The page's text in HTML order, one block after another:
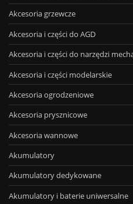
Akcesoria grzewcze
Akcesoria i części do AGD
Akcesoria i części do narzędzi
Akcesoria i części modelarskie
Akcesoria ogrodzeniowe
Akcesoria prysznicowe
Akcesoria wannowe
Akumulatory
Akumulatory dedykowane
Akumulatory i baterie uniwersalne